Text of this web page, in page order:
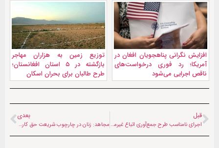
افزایش نگرانی پناهجویان افغان در
آمریکا؛ رد فوری درخواست‌های
ناقص اجرایی می‌شود
توزیع زمین به هزاران مهاجر
بازگشته در ۵ استان افغانستان؛
طرح طالبان برای بحران اسکان
قبل
اجرای نامناسب طرح جمع‌آوری اتباع غیرمجاز در شهرستان بهارستان تهران
بعدی
مجاهد: زنان در چارچوب شریعت حق کار در بخش بهداشت را دارند